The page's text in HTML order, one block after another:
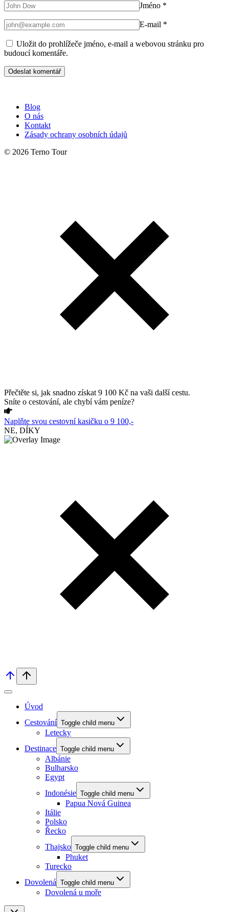
Jméno *
E-mail *
Uložit do prohlížeče jméno, e-mail a webovou stránku pro
budoucí komentáře.
Blog
O nás
Kontakt
Zásady ochrany osobních údajů
© 2026 Terno Tour
Přečtěte si, jak snadno získat 9 100 Kč na vaši další cestu.
Sníte o cestování, ale chybí vám peníze?
Naplňte svou cestovní kasičku o 9 100,-
NE, DÍKY
Úvod
Cestování Toggle child menu
Letecky
Destinace Toggle child menu
Albánie
Bulharsko
Egypt
Indonésie Toggle child menu
Papua Nová Guinea
Itálie
Polsko
Řecko
Thajsko Toggle child menu
Phuket
Turecko
Dovolená Toggle child menu
Dovolená u moře